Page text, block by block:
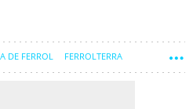
DE FERROL FERROLTERRA